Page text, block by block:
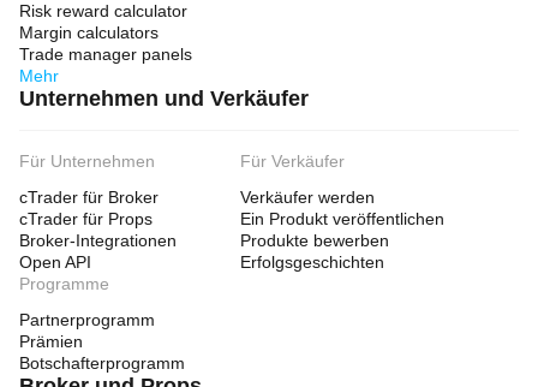
Risk reward calculator
Margin calculators
Trade manager panels
Mehr
Unternehmen und Verkäufer
Für Unternehmen
cTrader für Broker
cTrader für Props
Broker-Integrationen
Open API
Für Verkäufer
Verkäufer werden
Ein Produkt veröffentlichen
Produkte bewerben
Erfolgsgeschichten
Programme
Partnerprogramm
Prämien
Botschafterprogramm